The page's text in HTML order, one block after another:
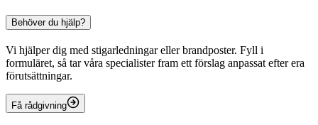
Behöver du hjälp?
Vi hjälper dig med stigarledningar eller brandposter. Fyll i
formuläret, så tar våra specialister fram ett förslag anpassat efter era
förutsättningar.
Få rådgivning